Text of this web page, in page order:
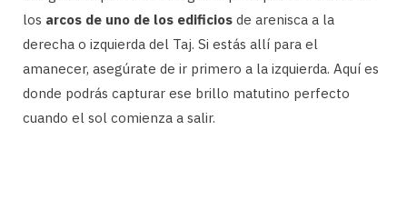
los arcos de uno de los edificios de arenisca a la
derecha o izquierda del Taj. Si estás allí para el
amanecer, asegúrate de ir primero a la izquierda. Aquí es
donde podrás capturar ese brillo matutino perfecto
cuando el sol comienza a salir.